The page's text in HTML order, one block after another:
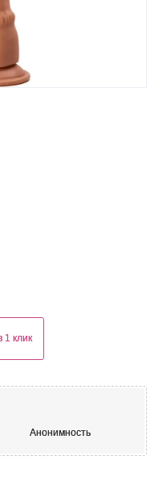
1 клик
Анонимность